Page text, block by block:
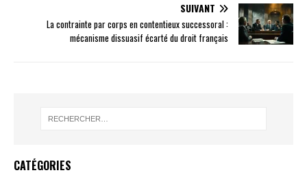
SUIVANT
La contrainte par corps en contentieux successoral :
mécanisme dissuasif écarté du droit français
CATÉGORIES